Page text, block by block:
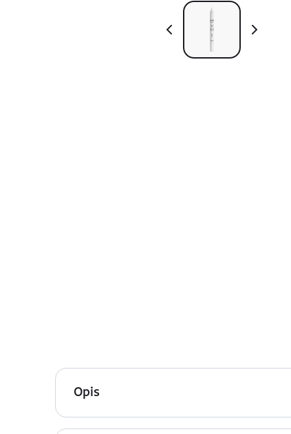
Opis
JUMBO EYE PENCIL to narzędzia 2-w-1!